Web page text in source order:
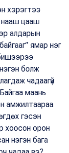
хэрэгтээ
нааш цааш
алдарын
ямар нэг
болж
чадаагүй
маань
амжилтаараа
гэсэн
хоосон орон
нэгэн бага